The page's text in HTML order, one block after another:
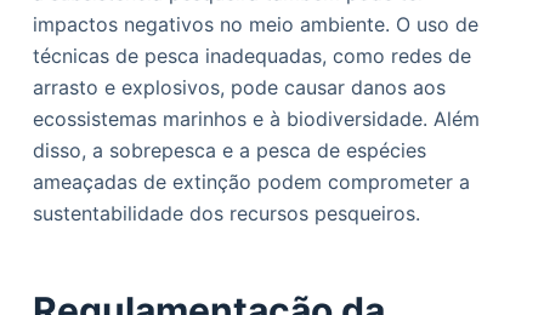
impactos negativos no meio ambiente. O uso de
técnicas de pesca inadequadas, como redes de
arrasto e explosivos, pode causar danos aos
ecossistemas marinhos e à biodiversidade. Além
disso, a sobrepesca e a pesca de espécies
ameaçadas de extinção podem comprometer a
sustentabilidade dos recursos pesqueiros.